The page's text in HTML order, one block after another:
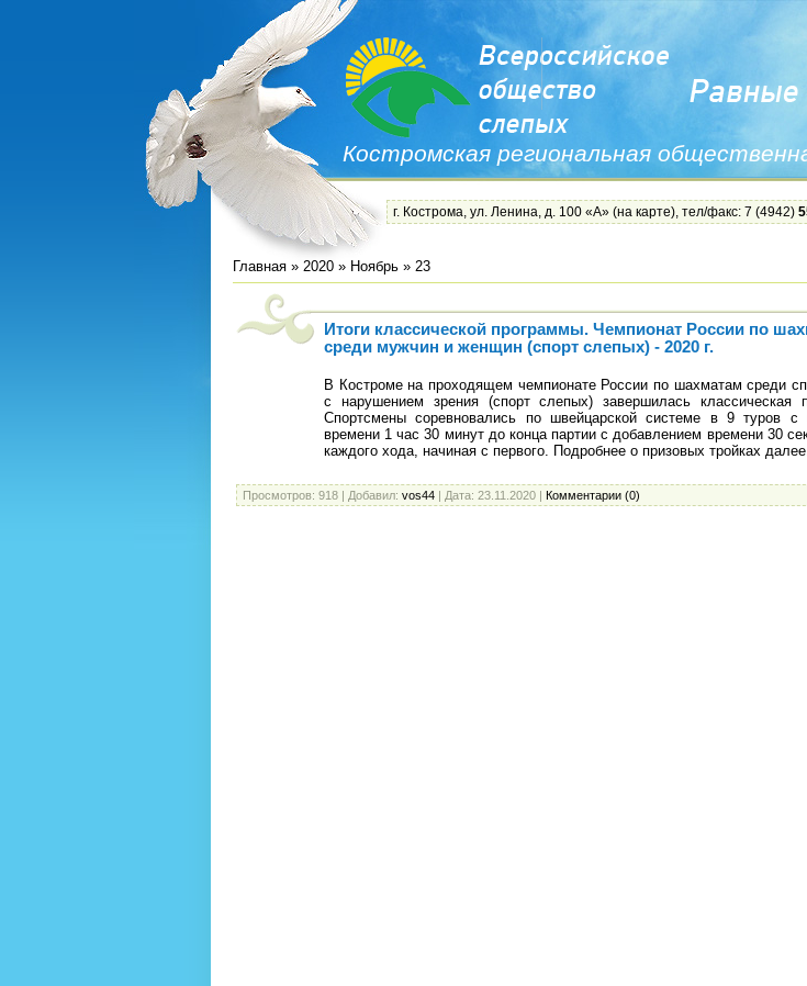
Костромская региональная
г. Кострома, ул. Ленина, д. 100 «А» (на карте), тел/факс: 7 (4942)
Главная » 2020 » Ноябрь » 23
Итоги классической программы. Чемпионат России по
среди мужчин и женщин (спорт слепых) - 2020 г.
В Костроме на проходящем чемпионате России по шахматам среди
с нарушением зрения (спорт слепых) завершилась классическая
Спортсмены соревновались по швейцарской системе в 9 туров с
времени 1 час 30 минут до конца партии с добавлением времени 30
каждого хода, начиная с первого. Подробнее о призовых тройках далее.
Просмотров: 918 | Добавил: vos44 | Дата: 23.11.2020 | Комментарии (0)